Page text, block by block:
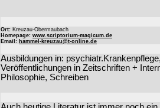
Ort: Kreuzau-Obermaubach
Homepage: www.scriptorium-magicum.de
Email: hammel-kreuzau@t-online.de
Ausbildungen in:
Veröffentlichungen in Zeitschriften +
Philosophie, Schreiben